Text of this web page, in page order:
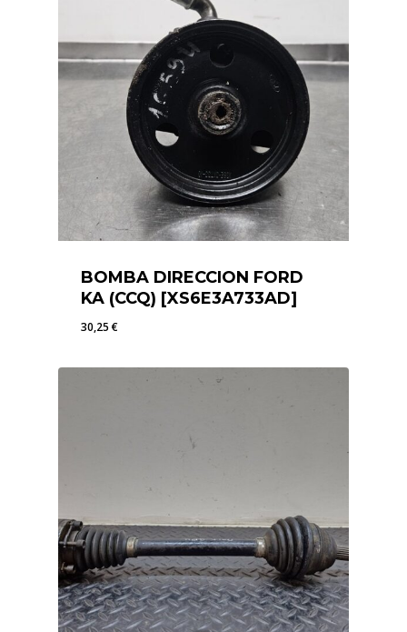
BOMBA DIRECCION FORD
KA (CCQ) [XS6E3A733AD]
30,25€